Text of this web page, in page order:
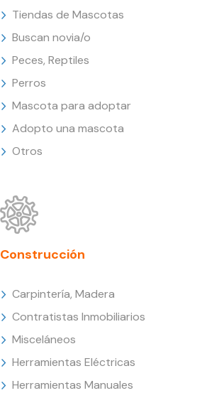
Tiendas de Mascotas
Buscan novia/o
Peces, Reptiles
Perros
Mascota para adoptar
Adopto una mascota
Otros
Construcción
Carpintería, Madera
Contratistas Inmobiliarios
Misceláneos
Herramientas Eléctricas
Herramientas Manuales